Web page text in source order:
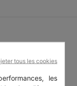
tous les cookies
les